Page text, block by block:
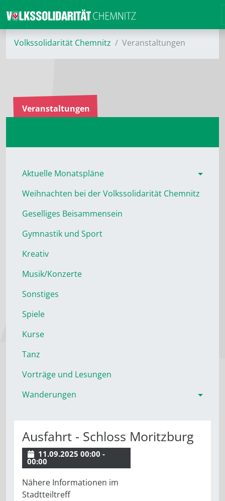
Volkssolidarität Chemnitz Veranstaltungen
Veranstaltungen
Aktuelle Monatspläne
Weihnachten bei der Volkssolidarität Chemnitz
Geselliges Beisammensein
Gymnastik und Sport
Kreativ
Musik/Konzerte
Sonstiges
Spiele
Kurse
Tanz
Vorträge und Lesungen
Wanderungen
Ausfahrt - Schloss Moritzburg
11.09.2025 00:00 -
00:00
Nähere Informationen im
Stadtteiltreff